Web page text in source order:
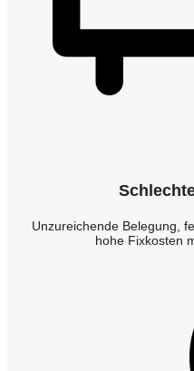
Unzureichende Belegung,
hohe Fixkosten